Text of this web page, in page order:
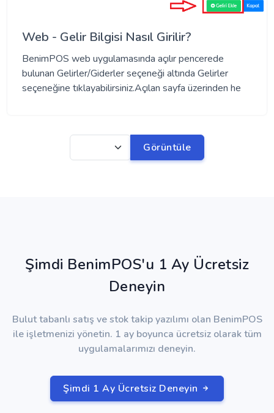
Web - Gelir Bilgisi Nasıl Girilir?
BenimPOS web uygulamasında açılır pencerede
bulunan Gelirler/Giderler seçeneği altında Gelirler
seçeneğine tıklayabilirsiniz.Açılan sayfa üzerinden he
Görüntüle
Şimdi BenimPOS'u 1 Ay Ücretsiz
Deneyin
Bulut tabanlı satış ve stok takip yazılımı olan BenimPOS
ile işletmenizi yönetin. 1 ay boyunca ücretsiz olarak tüm
uygulamalarımızı deneyin.
Şimdi 1 Ay Ücretsiz Deneyin